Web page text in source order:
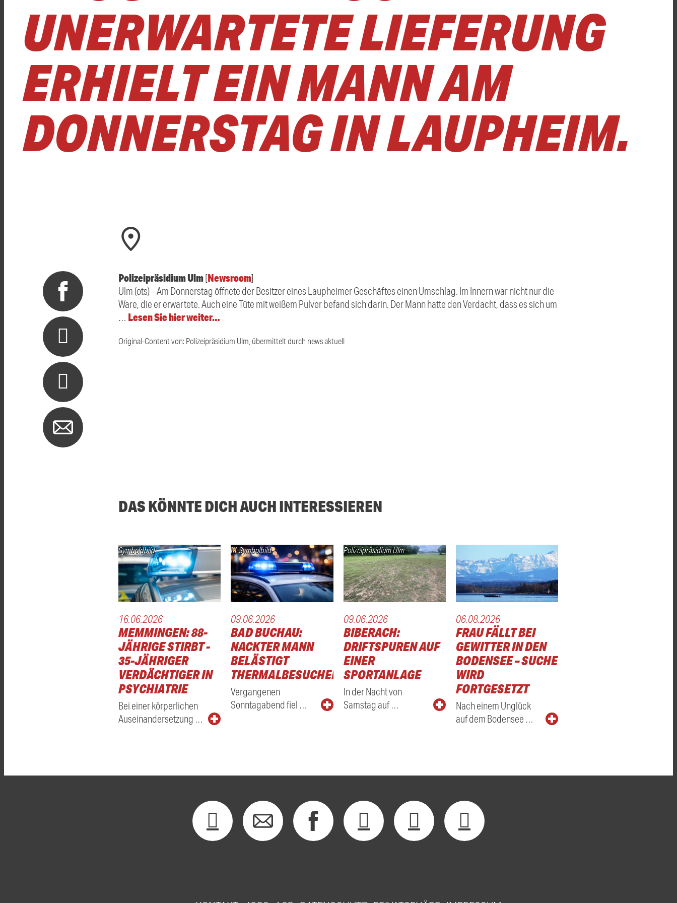
UNERWARTETE LIEFERUNG
ERHIELT EIN MANN AM
DONNERSTAG IN LAUPHEIM.
Polizeipräsidium Ulm[Newsroom]
Ulm (ots) – Am Donnerstag öffnete der Besitzer eines Laupheimer Geschäftes einen Umschlag. Im Innern war nicht nur die
Ware, die er erwartete. Auch eine Tüte mit weißem Pulver befand sich darin. Der Mann hatte den Verdacht, dass es sich um
… Lesen Sie hier weiter…
Original-Content von: Polizeipräsidium Ulm, übermittelt durch news aktuell
DAS KÖNNTE DICH AUCH INTERESSIEREN
Symboldbild
16.06.2026
MEMMINGEN: 88-
JÄHRIGE STIRBT -
35-JÄHRIGER
VERDÄCHTIGER IN
PSYCHIATRIE
Bei einer körperlichen
Auseinandersetzung …
KI-Symbolbild
09.06.2026
BAD BUCHAU:
NACKTER MANN
BELÄSTIGT
THERMALBESUCHER
Vergangenen
Sonntagabend fiel …
Polizeipräsidium Ulm
09.06.2026
BIBERACH:
DRIFTSPUREN AUF
EINER
SPORTANLAGE
In der Nacht von
Samstag auf …
06.08.2026
FRAU FÄLLT BEI
GEWITTER IN DEN
BODENSEE – SUCHE
WIRD
FORTGESETZT
Nach einem Unglück
auf dem Bodensee …